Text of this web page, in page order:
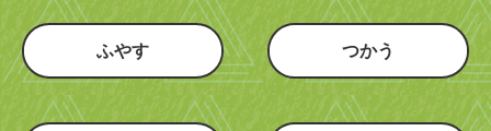
ふやす つかう